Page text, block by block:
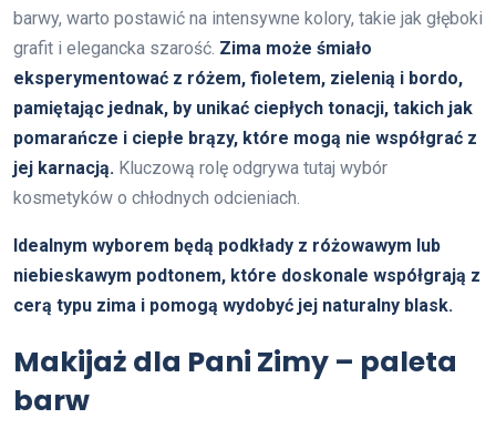
barwy, warto postawić na intensywne kolory, takie jak głęboki
grafit i elegancka szarość. Zima może śmiało
eksperymentować z różem, fioletem, zielenią i bordo,
pamiętając jednak, by unikać ciepłych tonacji, takich jak
pomarańcze i ciepłe brązy, które mogą nie współgrać z
jej karnacją. Kluczową rolę odgrywa tutaj wybór
kosmetyków o chłodnych odcieniach.
Idealnym wyborem będą podkłady z różowawym lub
niebieskawym podtonem, które doskonale współgrają z
cerą typu zima i pomogą wydobyć jej naturalny blask.
Makijaż dla Pani Zimy – paleta
barw